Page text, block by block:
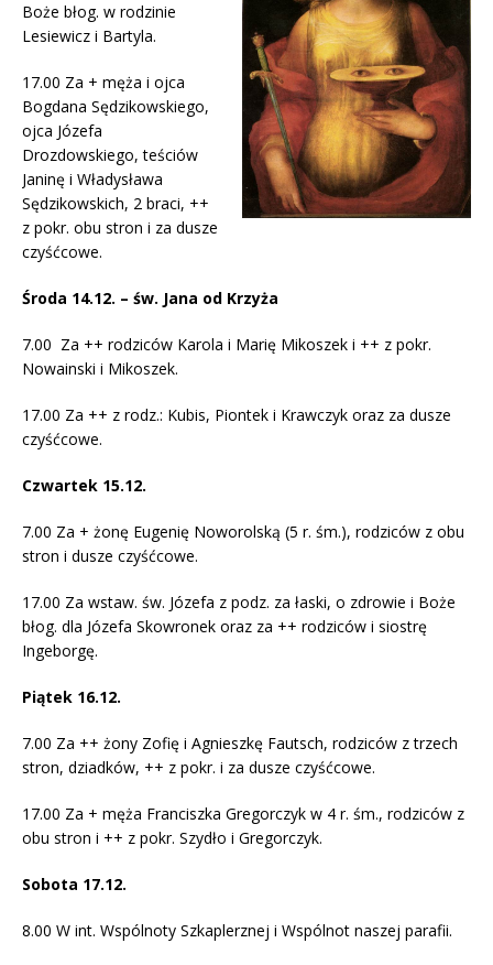
Boże błog. w rodzinie
Lesiewicz i Bartyla.
17.00 Za + męża i ojca
Bogdana Sędzikowskiego,
ojca Józefa
Drozdowskiego, teściów
Janinę i Władysława
Sędzikowskich, 2 braci, ++
z pokr. obu stron i za dusze
czyśćcowe.
Środa 14.12. – św. Jana od Krzyża
7.00 Za ++ rodziców Karola i Marię Mikoszek i ++ z pokr.
Nowainski i Mikoszek.
17.00 Za ++ z rodz.: Kubis, Piontek i Krawczyk oraz za dusze
czyśćcowe.
Czwartek 15.12.
7.00 Za + żonę Eugenię Noworolską (5 r. śm.), rodziców z obu
stron i dusze czyśćcowe.
17.00 Za wstaw. św. Józefa z podz. za łaski, o zdrowie i Boże
błog. dla Józefa Skowronek oraz za ++ rodziców i siostrę
Ingeborgę.
Piątek 16.12.
7.00 Za ++ żony Zofię i Agnieszkę Fautsch, rodziców z trzech
stron, dziadków, ++ z pokr. i za dusze czyśćcowe.
17.00 Za + męża Franciszka Gregorczyk w 4 r. śm., rodziców z
obu stron i ++ z pokr. Szydło i Gregorczyk.
Sobota 17.12.
8.00 W int. Wspólnoty Szkaplerznej i Wspólnot naszej parafii.